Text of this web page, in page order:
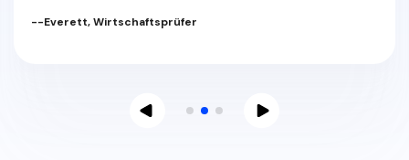
--Everett, Wirtschaftsprüfer